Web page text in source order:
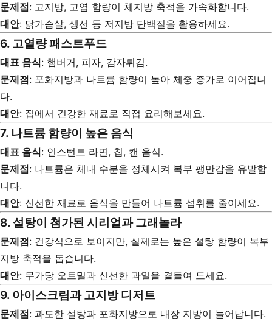
문제점: 고지방, 고염 함량이 체지방 축적을 가속화합니다.
대안: 닭가슴살, 생선 등 저지방 단백질을 활용하세요.
6. 고열량 패스트푸드
대표 음식: 햄버거, 피자, 감자튀김.
문제점: 포화지방과 나트륨 함량이 높아 체중 증가로 이어집니
다.
대안: 집에서 건강한 재료로 직접 요리해보세요.
7. 나트륨 함량이 높은 음식
대표 음식: 인스턴트 라면, 칩, 캔 음식.
문제점: 나트륨은 체내 수분을 정체시켜 복부 팽만감을 유발합
니다.
대안: 신선한 재료로 음식을 만들어 나트륨 섭취를 줄이세요.
8. 설탕이 첨가된 시리얼과 그래놀라
문제점: 건강식으로 보이지만, 실제로는 높은 설탕 함량이 복부
지방 축적을 돕습니다.
대안: 무가당 오트밀과 신선한 과일을 곁들여 드세요.
9. 아이스크림과 고지방 디저트
문제점: 과도한 설탕과 포화지방으로 내장 지방이 늘어납니다.